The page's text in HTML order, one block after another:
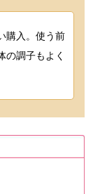
購入。使う前
の調子もよく